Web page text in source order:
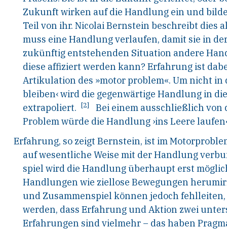
Zukunft wirken auf die Handlung ein und
Teil von ihr. Nicolai Bernstein beschreibt dies
muss eine Handlung verlaufen, damit sie in
zukünftig entstehenden Situation andere
diese affiziert werden kann? Erfahrung ist
Artikulation des »motor problem«. Um nicht in
bleiben‹ wird die gegenwärtige Handlung in
extrapoliert. [2]
Bei einem ausschließlich von
Problem würde die Handlung ›ins Leere
Erfahrung, so zeigt Bernstein, ist im
auf wesentliche Weise mit der Handlung
spiel wird die Handlung überhaupt erst
Handlungen wie ziellose Bewegungen
und Zusammenspiel können jedoch
werden, dass Erfahrung und Aktion zwei
Erfahrungen sind vielmehr – das haben